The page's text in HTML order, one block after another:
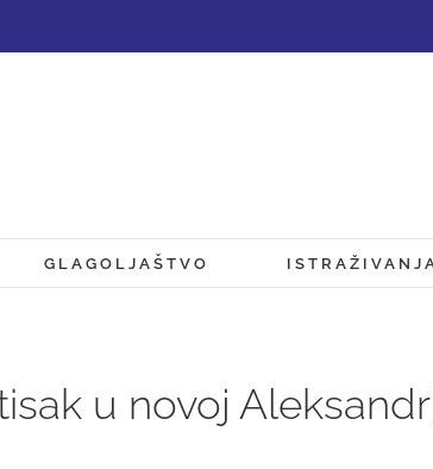
GLAGOLJAŠTVO
u novoj